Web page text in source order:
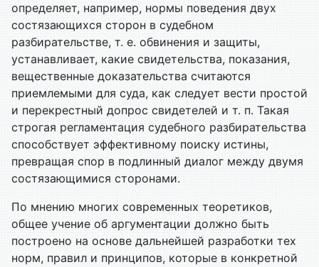
определяет, например, нормы поведения двух
состязающихся сторон в судебном
разбирательстве, т. е. обвинения и защиты,
устанавливает, какие свидетельства, показания,
вещественные доказательства считаются
приемлемыми для суда, как следует вести простой
и перекрестный допрос свидетелей и т. п. Такая
строгая регламентация судебного разбирательства
способствует эффективному поиску истины,
превращая спор в подлинный диалог между двумя
состязающимися сторонами.
По мнению многих современных теоретиков,
общее учение об аргументации должно быть
построено на основе дальнейшей разработки тех
норм, правил и принципов, которые в конкретной